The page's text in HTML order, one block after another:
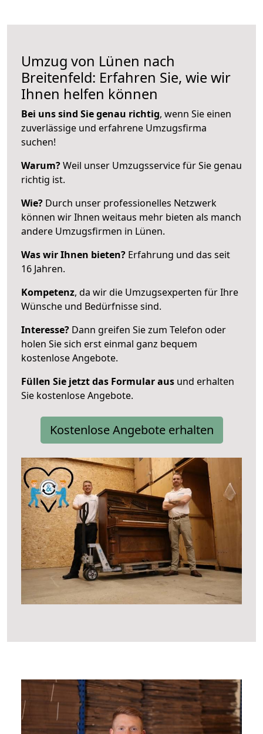
Umzug von Lünen nach
Breitenfeld: Erfahren Sie, wie wir
Ihnen helfen können
Bei uns sind Sie genau richtig, wenn Sie einen
zuverlässige und erfahrene Umzugsfirma
suchen!
Warum?Weil unser Umzugsservice für Sie genau
richtig ist.
Wie? Durch unser professionelles Netzwerk
können wir Ihnen weitaus mehr bieten als manch
andere Umzugsfirmen in Lünen.
Was wir Ihnen bieten? Erfahrung und das seit
16 Jahren.
Kompetenz, da wir die Umzugsexperten für Ihre
Wünsche und Bedürfnisse sind.
Interesse? Dann greifen Sie zum Telefon oder
holen Sie sich erst einmal ganz bequem
kostenlose Angebote.
Füllen Sie jetzt das Formular aus und erhalten
Sie kostenlose Angebote.
Kostenlose Angebote erhalten